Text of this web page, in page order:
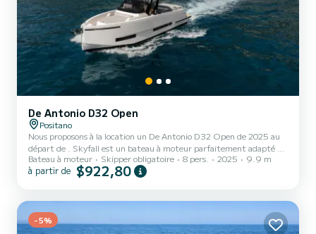
De Antonio D32 Open
Positano
Nous proposons à la location un De Antonio D32 Open de 2025 au
départ de . Skyfall est un bateau à moteur parfaitement adapté à
la location. Ce bateau à moteur est très agréable à manœuvrer
pour une croisière d'une semaine ou plus. Le bateau dispose de 2
de Pour votre confort, Skyfall pos...
Bateau à moteur Skipper obligatoire 8 pers. 2025 9.9 m
à partir de $922,80
-5%